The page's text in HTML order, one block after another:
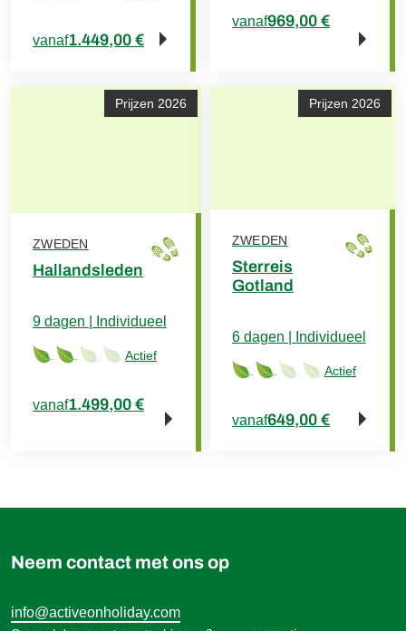
vanaf1.449,00 €
vanaf969,00 €
Prijzen 2026
ZWEDEN
Hallandsleden
Actief
9 dagen | Individueel
vanaf1.499,00 €
Prijzen 2026
ZWEDEN
Sterreis
Gotland
Actief
6 dagen | Individueel
vanaf649,00 €
Neem contact met ons op
info@activeonholiday.com